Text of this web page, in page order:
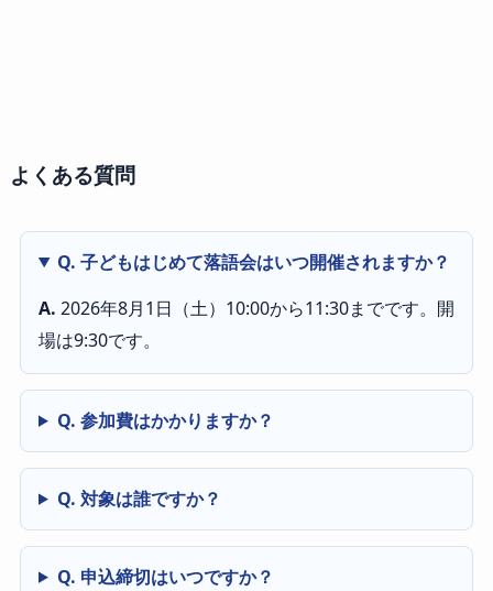
よくある質問
Q. 子どもはじめて落語会はいつ開催されますか？
A. 2026年8月1日（土）10:00から11:30までです。開
場は9:30です。
Q. 参加費はかかりますか？
Q. 対象は誰ですか？
Q. 申込締切はいつですか？